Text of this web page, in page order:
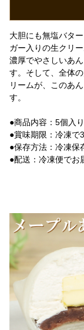
大胆にも無塩バタ
ガー入りの生クリ
濃厚でやさしいあ
す。そして、全体
リームが、このあ
す。
●商品内容：5個入り
●賞味期限：冷凍で
●保存方法：冷凍保
●配送：冷凍便でお